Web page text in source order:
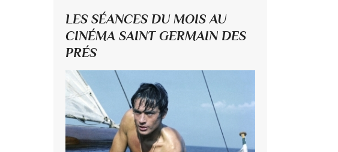
LES SÉANCES DU MOIS AU
CINÉMA SAINT GERMAIN DES
PRÉS